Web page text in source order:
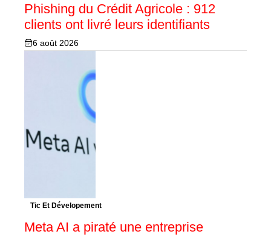
Phishing du Crédit Agricole : 912
clients ont livré leurs identifiants
6 août 2026
Tic Et Dévelopement
Meta AI a piraté une entreprise